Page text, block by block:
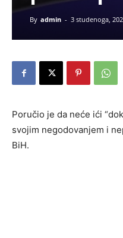
By admin - 3 studenoga,
Poručio je da neće ići
svojim negodovanjem i
BiH.